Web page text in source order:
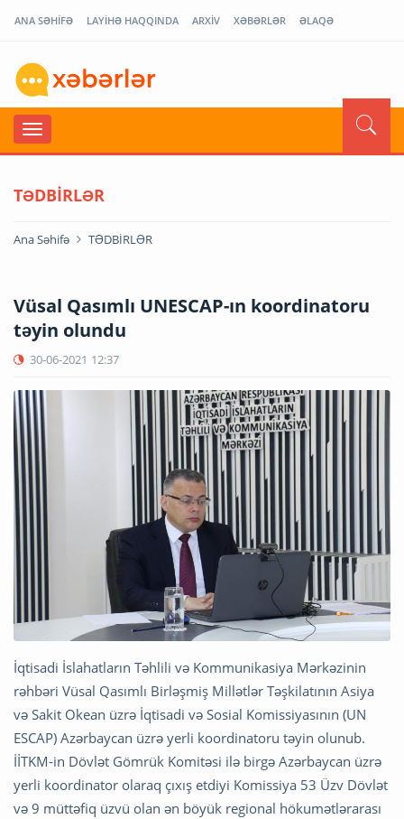
ANA SƏHİFƏ LAYİHƏ HAQQINDA ARXİV XƏBƏRLƏR ƏLAQƏ
TƏDBİRLƏR
Ana Səhifə TƏDBİRLƏR
Vüsal Qasımlı UNESCAP-ın koordinatoru
təyin olundu
30-06-2021 12:37
İqtisadi İslahatların Təhlili və Kommunikasiya Mərkəzinin
rəhbəri Vüsal Qasımlı Birləşmiş Millətlər Təşkilatının Asiya
və Sakit Okean üzrə İqtisadi və Sosial Komissiyasının (UN
ESCAP) Azərbaycan üzrə yerli koordinatoru təyin olunub.
İİTKM-in Dövlət Gömrük Komitəsi ilə birgə Azərbaycan üzrə
yerli koordinator olaraq çıxış etdiyi Komissiya 53 Üzv Dövlət
və 9 müttəfiq üzvü olan ən böyük regional hökumətlərarası